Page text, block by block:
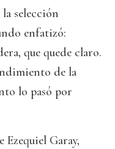
selección
enfatizó:
que quede claro.
de la
lo pasó por
Ezequiel Garay,